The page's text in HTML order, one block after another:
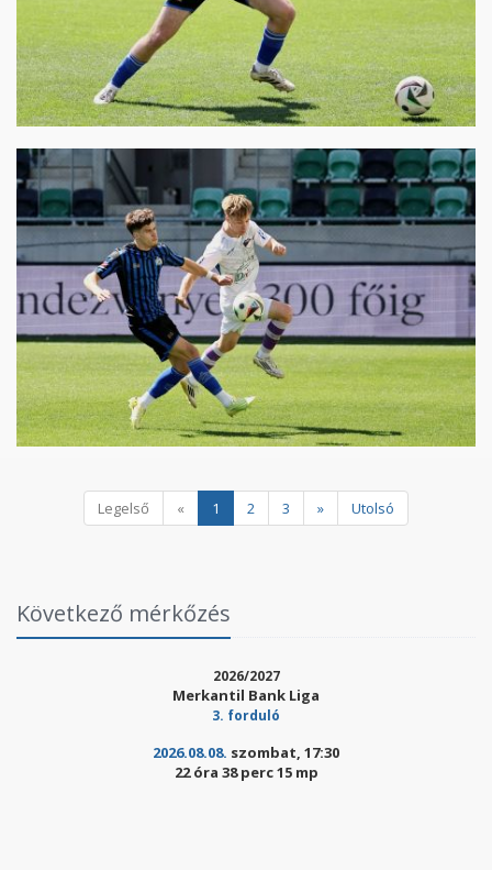
Legelső « 1 2 3 » Utolsó
Következő mérkőzés
2026/2027
Merkantil Bank Liga
3. forduló
2026.08.08. szombat, 17:30
22 óra 38 perc 13 mp